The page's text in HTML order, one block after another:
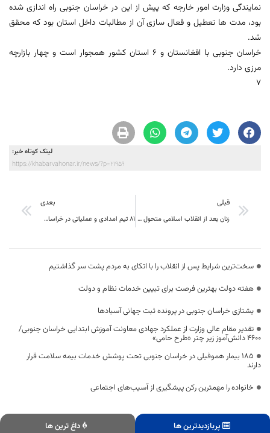
نمایندگی وزارت امور خارجه که پیش از این در خراسان جنوبی راه اندازی شده
بود، مدت ها تعطیل و فعال سازی آن از مطالبات داخل استان بود که محقق
شد.
خراسان جنوبی با افغانستان و 6 استان کشور همجوار است و چهار بازارچه
مرزی دارد.
7
لینک کوتاه خبر:
https://khabarvahonar.ir/news/?p=21959
قبلی
زنان بعد از انقلاب اسلامی متحول شدند
بعدی
81 تیم امدادی و عملیاتی در خراسان جنوبی آماده باش هستند
سخت‌ترین شرایط پس از انقلاب را با اتکای به مردم پشت سر گذاشتیم
هفته دولت بهترین فرصت برای تبیین خدمات نظام و دولت
یشتازی خراسان جنوبی در پرونده ثبت جهانی آسبادها
تقدیر مقام عالی وزارت از عملکرد جهادی معاونت آموزش ابتدایی خراسان جنوبی/
۴۶۰۰ دانش‌آموز زیر چتر «طرح حامی»
۱۸۵ بیمار هموفیلی در خراسان جنوبی تحت پوشش خدمات بیمه سلامت قرار
دارند
خانواده را مهمترین رکن پیشگیری از آسیب‌های اجتماعی
پربازدیدترین ها داغ ترین ها